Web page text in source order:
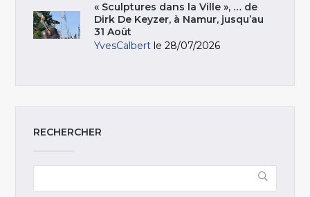
« Sculptures dans la Ville », … de
Dirk De Keyzer, à Namur, jusqu’au
31 Août
YvesCalbert le 28/07/2026
RECHERCHER